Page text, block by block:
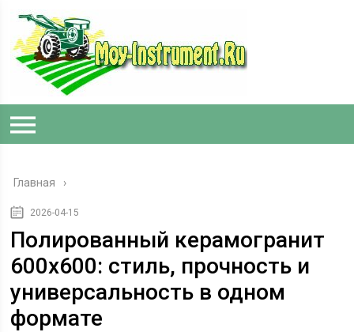
Главная
2026-04-15
Полированный керамогранит
600x600: стиль, прочность и
универсальность в одном
формате